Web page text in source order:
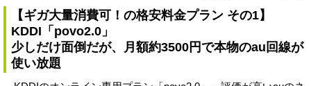
【ギガ大量消費可！の格安料金プラン その1】
KDDI「povo2.0」
少しだけ面倒だが、月額約3500円で本物のau回線が
使い放題